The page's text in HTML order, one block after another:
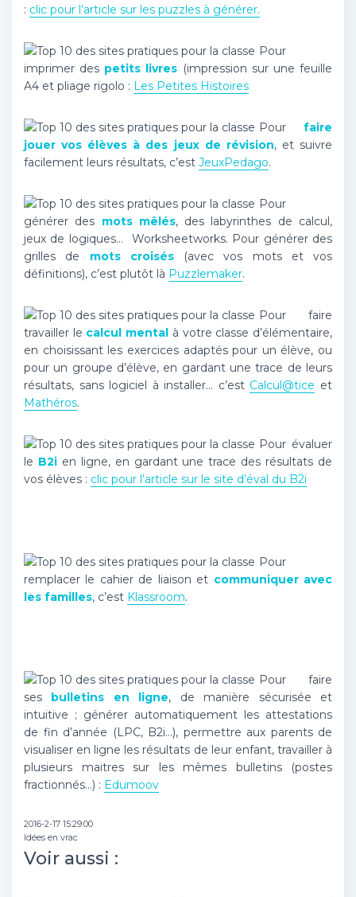
: clic pour l’article sur les puzzles à générer.
Pour
imprimer des petits livres (impression sur une feuille
A4 et pliage rigolo : Les Petites Histoires
Pour faire
jouer vos élèves à des jeux de révision, et suivre
facilement leurs résultats, c’est JeuxPedago.
Pour
générer des mots mêlés, des labyrinthes de calcul,
jeux de logiques… Worksheetworks. Pour générer des
grilles de mots croisés(avec vos mots et vos
définitions), c’est plutôt là Puzzlemaker.
Pour faire
travailler le calcul mental à votre classe d’élémentaire,
en choisissant les exercices adaptés pour un élève, ou
pour un groupe d’élève, en gardant une trace de leurs
résultats, sans logiciel à installer… c’est Calcul@tice et
Mathéros.
Pour évaluer
le B2ien ligne, en gardant une trace des résultats de
vos élèves : clic pour l’article sur le site d’éval du B2i
Pour
remplacer le cahier de liaison et communiquer avec
les familles, c’est Klassroom.
Pour faire
ses bulletins en ligne, de manière sécurisée et
intuitive ; générer automatiquement les attestations
de fin d’année (LPC, B2i…), permettre aux parents de
visualiser en ligne les résultats de leur enfant, travailler à
plusieurs maitres sur les mêmes bulletins (postes
fractionnés…) : Edumoov
2016-2-17 15:29:00
Idées en vrac
Voir aussi :